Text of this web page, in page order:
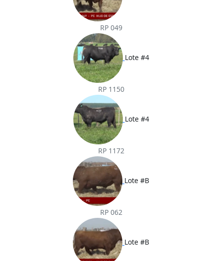
RP 049
Lote #4
RP 1150
Lote #4
RP 1172
Lote #B
RP 062
Lote #B